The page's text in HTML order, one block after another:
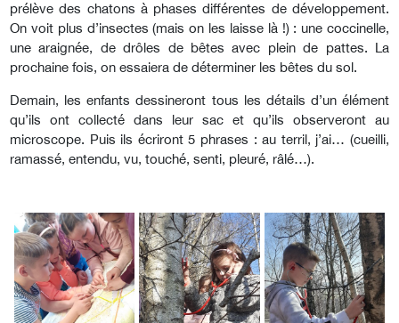
prélève des chatons à phases différentes de développement.
On voit plus d’insectes (mais on les laisse là !) : une coccinelle,
une araignée, de drôles de bêtes avec plein de pattes. La
prochaine fois, on essaiera de déterminer les bêtes du sol.
Demain, les enfants dessineront tous les détails d’un élément
qu’ils ont collecté dans leur sac et qu’ils observeront au
microscope. Puis ils écriront 5 phrases : au terril, j’ai… (cueilli,
ramassé, entendu, vu, touché, senti, pleuré, râlé…).